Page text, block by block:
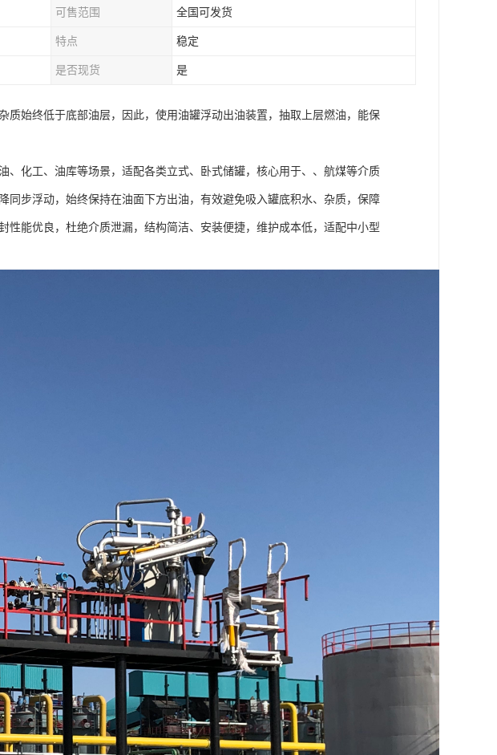
可售范围 全国可发货
特点 稳定
是否现货 是
质始终低于底部油层，因此，使用油罐浮动出油装置，抽取上层燃油，能保
、化工、油库等场景，适配各类立式、卧式储罐，核心用于、、航煤等介质
同步浮动，始终保持在油面下方出油，有效避免吸入罐底积水、杂质，保障
性能优良，杜绝介质泄漏，结构简洁、安装便捷，维护成本低，适配中小型